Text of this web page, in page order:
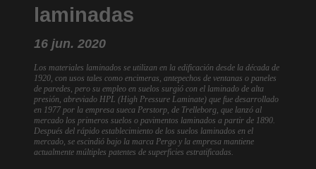
laminadas
16 jun. 2020
Los materiales laminados se utilizan en la edificación desde la década de
1920, con usos tales como encimeras, antepechos de ventanas o paneles
de paredes, pero su empleo en suelos surgió con el laminado de alta
presión, abreviado HPL (High Pressure Laminate) que fue desarrollado
en 1977 por la empresa sueca Perstorp, de Trelleborg, que lanzó al
mercado los primeros suelos o pavimentos laminados a partir de 1890.
Después del rápido establecimiento de los suelos laminados en el
mercado, se escindió bajo la marca Pergo y la empresa mantiene
actualmente múltiples patentes de superficies estratificadas.